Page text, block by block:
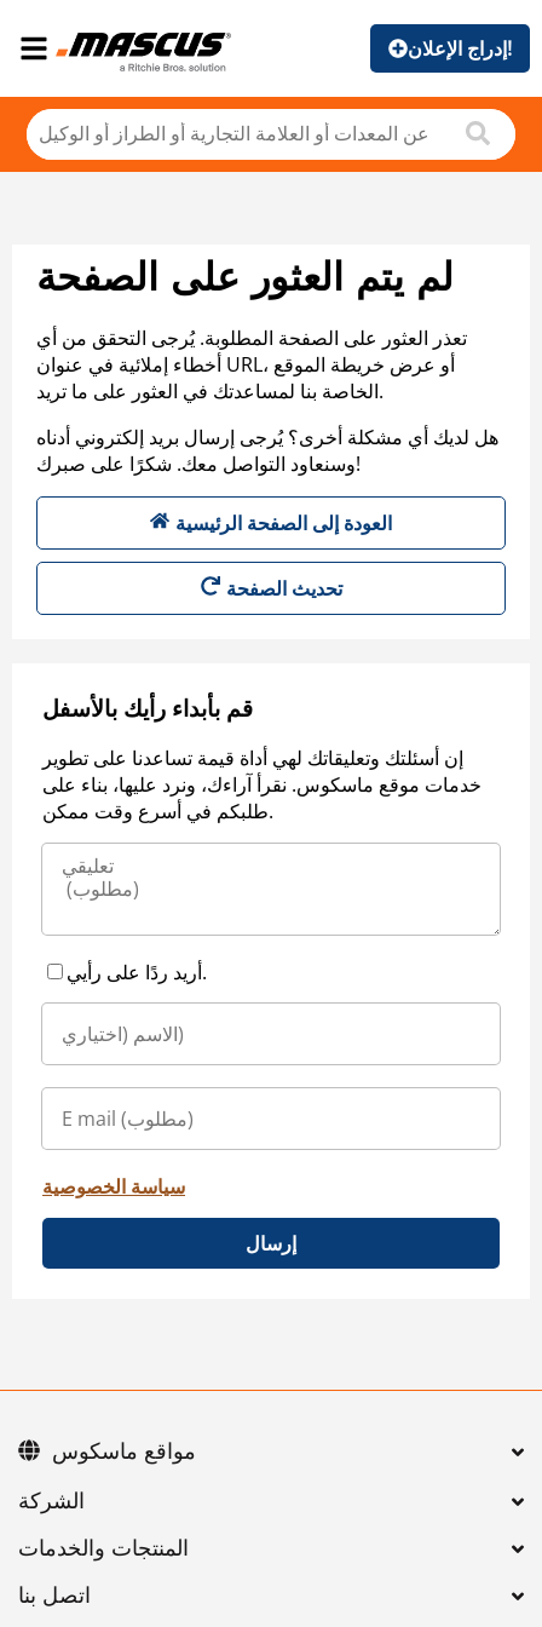
إدراج الإعلان!
لم يتم العثور على الصفحة
تعذر العثور على الصفحة المطلوبة. يُرجى التحقق من أي
أخطاء إملائية في عنوان URL، أو عرض خريطة الموقع
الخاصة بنا لمساعدتك في العثور على ما تريد.
هل لديك أي مشكلة أخرى؟ يُرجى إرسال بريد إلكتروني أدناه
وسنعاود التواصل معك. شكرًا على صبرك!
العودة إلى الصفحة الرئيسية
تحديث الصفحة
قم بأبداء رأيك بالأسفل
إن أسئلتك وتعليقاتك لهي أداة قيمة تساعدنا على تطوير
خدمات موقع ماسكوس. نقرأ آراءك، ونرد عليها، بناء على
طلبكم في أسرع وقت ممكن.
أريد ردًا على رأيي.
سياسة الخصوصية
إرسال
اتصل بنا
مواقع ماسكوس